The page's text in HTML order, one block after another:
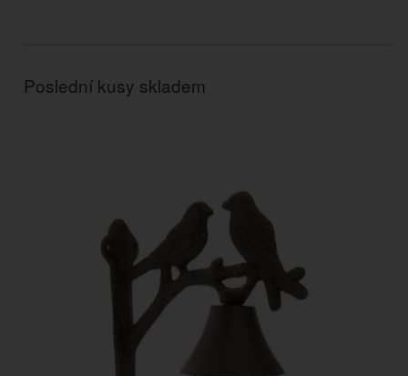
Poslední kusy skladem